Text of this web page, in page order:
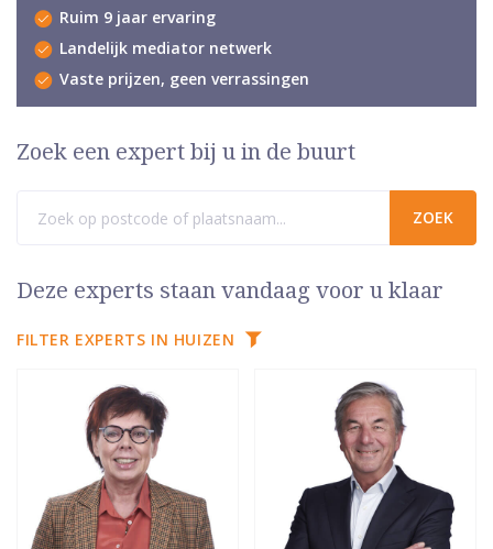
Ruim 9 jaar ervaring
Landelijk mediator netwerk
Vaste prijzen, geen verrassingen
Zoek een expert bij u in de buurt
Deze experts staan vandaag voor u klaar
FILTER EXPERTS IN HUIZEN